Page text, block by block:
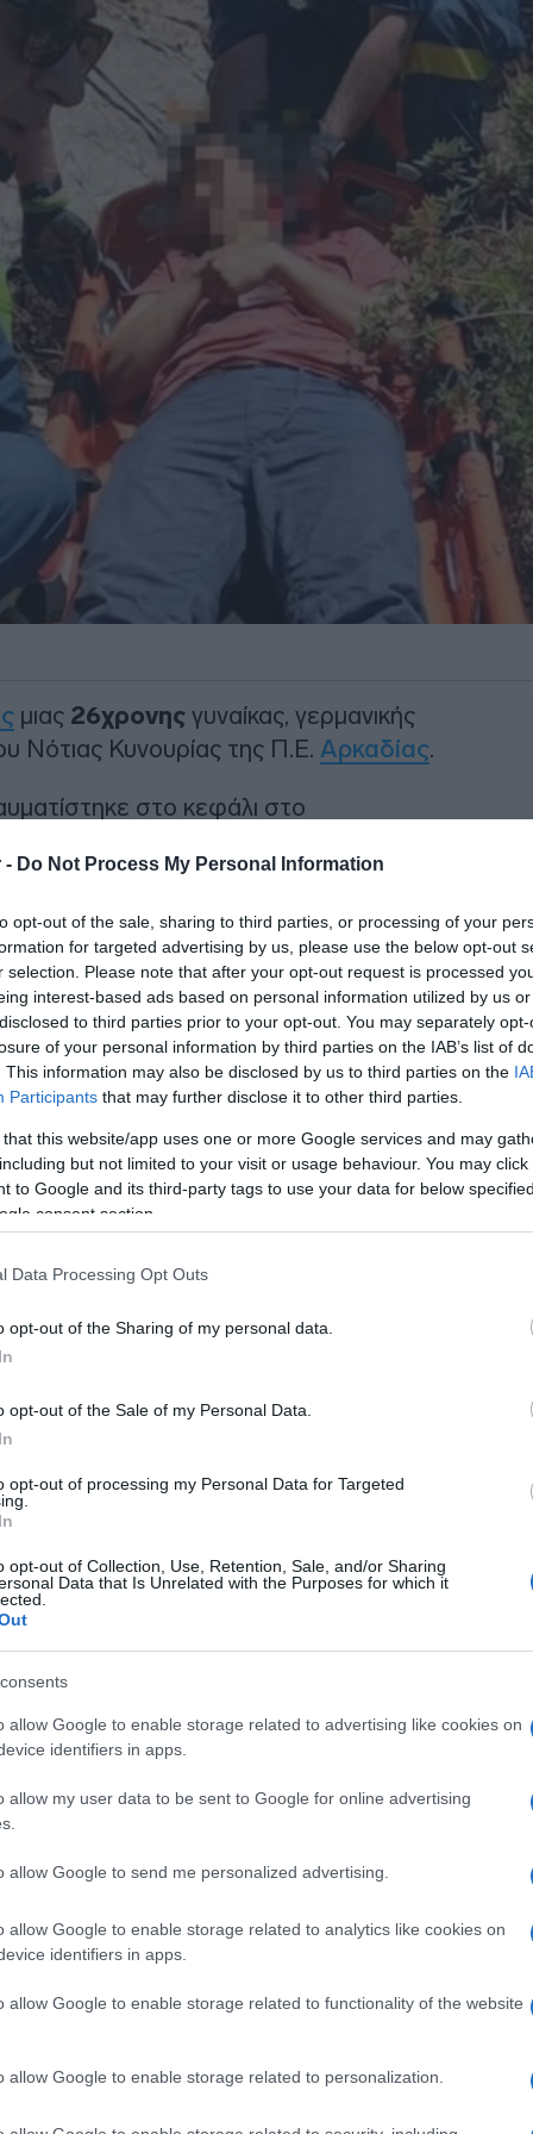
- Do Not Process My Personal Information
opt-out of the sale, sharing to third parties, or processing of your
for targeted advertising by us, please use the below opt-out
selection. Please note that after your opt-out request is processed
interest-based ads based on personal information utilized by us
to third parties prior to your opt-out. You may separately
of your personal information by third parties on the IAB’s list of
This information may also be disclosed by us to third parties on the
Participants that may further disclose it to other third parties.
this website/app uses one or more Google services and may
but not limited to your visit or usage behaviour. You may
to Google and its third-party tags to use your data for below
consent section.
Data Processing Opt Outs
opt-out of the Sharing of my personal data.
opt-out of the Sale of my Personal Data.
opt-out of processing my Personal Data for Targeted
opt-out of Collection, Use, Retention, Sale, and/or Sharing
Data that Is Unrelated with the Purposes for which it
allow Google to enable storage related to advertising like cookies on
identifiers in apps.
allow my user data to be sent to Google for online advertising
allow Google to send me personalized advertising.
allow Google to enable storage related to analytics like cookies on
identifiers in apps.
allow Google to enable storage related to functionality of the website
allow Google to enable storage related to personalization.
μιας 26χρονης γυναίκας, γερμανικής
Νότιας Κυνουρίας της Π.Ε. Αρκαδίας.
στο κεφάλι στο
της μέσω του 112 και
τραυματία, προχώρησε σε
με φορείο σε ασφαλές σημείο
στην Google
στο ρεύμα προς Πειραιά
βάσης στρατηγική
εξωστρεφή και ανθεκτική
37χρονος με 4 μαχαίρια και δύο